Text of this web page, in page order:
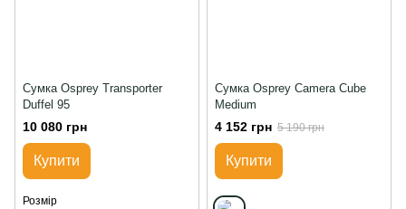
Сумка Osprey Transporter
Duffel 95
10 080 грн
Купити
Розмір
Сумка Osprey Camera Cube
Medium
4 152 грн 5 190 грн
Купити